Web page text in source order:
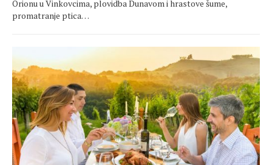
Orionu u Vinkovcima, plovidba Dunavom i hrastove šume,
promatranje ptica…